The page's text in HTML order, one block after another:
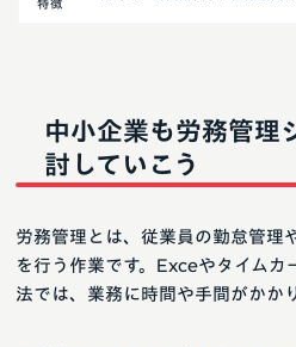
特徴
中小企業も労務管理
討していこう
労務管理とは、従業員の勤怠管理
を行う作業です。Exceやタイムカ
法では、業務に時間や手間がかか